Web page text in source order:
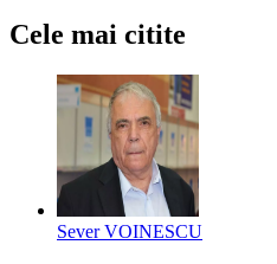
Cele mai citite
Sever VOINESCU